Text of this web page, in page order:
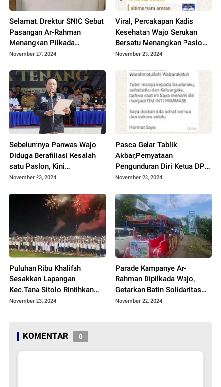
Selamat, Drektur SNIC Sebut
Pasangan Ar-Rahman
Menangkan Pilkada
Wajo,Akhirnya Incumbent
November 27, 2024
Viral, Percakapan Kadis
Kesehatan Wajo Serukan
Bersatu Menangkan Paslon
Pammase, Bawaslu Kesan
Pemicu Konflik Sosial
Pilkada Di Bumi
Lamaddukelleng
November 23, 2024
Sebelumnya Panwas Wajo
Diduga Berafiliasi Kesalah
satu Paslon, Kini
Kecolongan, Politik Bantuan
Mantan Kades Patila
November 23, 2024
Pasca Gelar Tablik
Akbar,Pernyataan
Pengunduran Diri Ketua DPD
PKS Wajo Sebagai Ketua
Ar-Rahman
November 23, 2024
Puluhan Ribu Khalifah
Sesakkan Lapangan
Kec.Tana Sitolo Rintihkan
Doa Kemenangan Ar-
November 23, 2024
Parade Kampanye Ar-
Rahman Dipilkada Wajo,
Getarkan Batin Solidaritas
Warga Sengkang,Ribuan
November 22, 2024
KOMENTAR 0